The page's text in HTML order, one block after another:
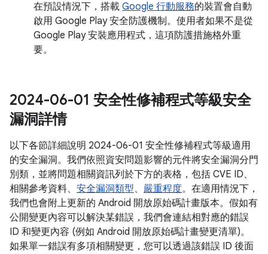
在預設情況下，搭載 Google 行動服務的裝置會自動
啟用 Google Play 安全防護機制。使用者如果不是從
Google Play 安裝應用程式，這項防護措施格外重
要。
2024-06-01 安全性修補程式等級安全
漏洞詳情
以下各節詳細說明 2024-06-01 安全性修補程式等級適用
的安全漏洞。我們依照資安問題影響的元件將安全漏洞分門
別類，並將問題相關資訊列於下方的表格，包括 CVE ID、
相關參考資料、 安全漏洞類型、 嚴重程度。在適用情況下，
我們也會附上更新的 Android 開放原始碼計畫版本。假如有
公開變更內容可以解決某錯誤，我們會連結相對應的錯誤
ID 和變更內容 (例如 Android 開放原始碼計畫變更清單)。
如果單一錯誤有多項相關變更，您可以透過該錯誤 ID 後面